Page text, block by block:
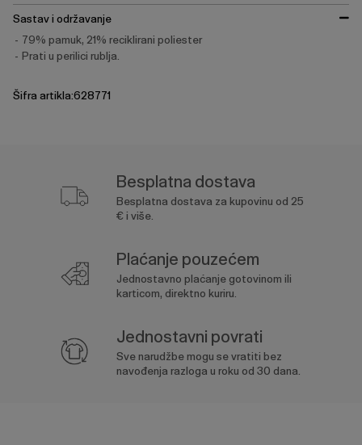
Sastav i održavanje
79% pamuk, 21% reciklirani poliester
Prati u perilici rublja.
Šifra artikla:628771
Besplatna dostava
Besplatna dostava za kupovinu od 25
€ i više.
Plaćanje pouzećem
Jednostavno plaćanje gotovinom ili
karticom, direktno kuriru.
Jednostavni povrati
Sve narudžbe mogu se vratiti bez
navođenja razloga u roku od 30 dana.